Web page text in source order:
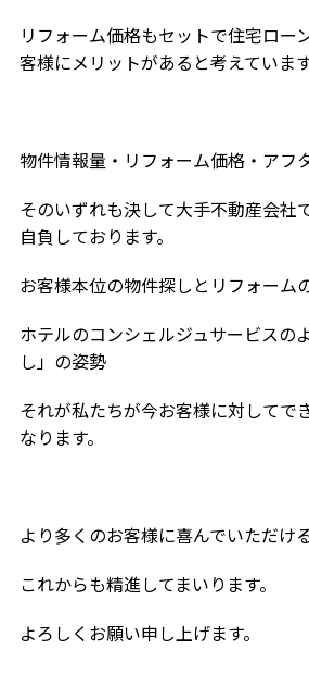
リフォーム価格もセットで住宅ロー
客様にメリットがあると考えています
物件情報量・リフォーム価格・アフ
そのいずれも決して大手不動産会社
自負しております。
お客様本位の物件探しとリフォーム
ホテルのコンシェルジュサービスの
し」の姿勢
それが私たちが今お客様に対してで
なります。
より多くのお客様に喜んでいただけ
これからも精進してまいります。
よろしくお願い申し上げます。